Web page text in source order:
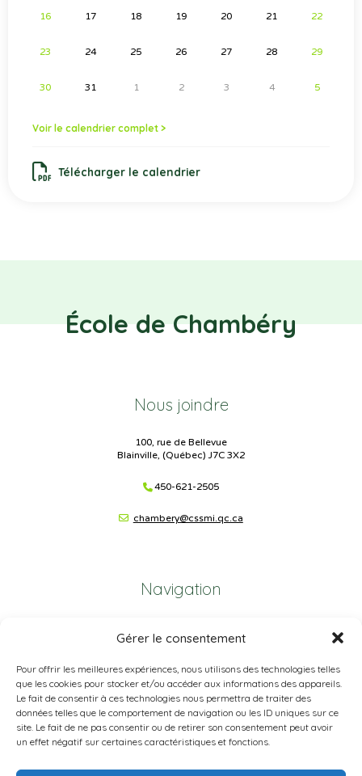
Gérer le consentement
Pour offrir les meilleures expériences, nous utilisons des technologies telles
que les cookies pour stocker et/ou accéder aux informations des appareils.
Le fait de consentir à ces technologies nous permettra de traiter des
données telles que le comportement de navigation ou les ID uniques sur ce
site. Le fait de ne pas consentir ou de retirer son consentement peut avoir
un effet négatif sur certaines caractéristiques et fonctions.
16 17 18 19 20 21 22
23 24 25 26 27 28 29
30 31 1 2 3 4 5
Voir le calendrier complet >
Télécharger le calendrier
École de Chambéry
Nous joindre
100, rue de Bellevue
Blainville, (Québec) J7C 3X2
450-621-2505
chambery@cssmi.qc.ca
Navigation
Plainte – service à l’élève
Politique de confidentialité